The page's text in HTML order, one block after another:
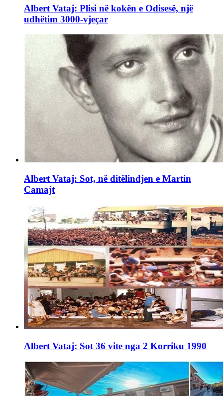
Albert Vataj: Plisi në kokën e Odisesë, një
udhëtim 3000-vjeçar
Albert Vataj: Sot, në ditëlindjen e Martin
Camajt
Albert Vataj: Sot 36 vite nga 2 Korriku 1990